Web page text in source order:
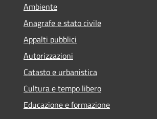
Ambiente
Anagrafe e stato civile
Appalti pubblici
Autorizzazioni
Catasto e urbanistica
Cultura e tempo libero
Educazione e formazione